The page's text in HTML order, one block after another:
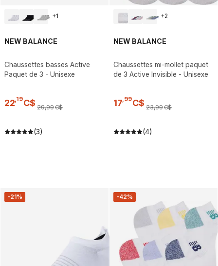
+1
NEW BALANCE
Chaussettes basses Active
Paquet de 3 - Unisexe
22 19C$ 29,99C$
(3)
+2
NEW BALANCE
Chaussettes mi-mollet paquet
de 3 Active Invisible - Unisexe
17 99C$ 23,99C$
(4)
-21% -42%